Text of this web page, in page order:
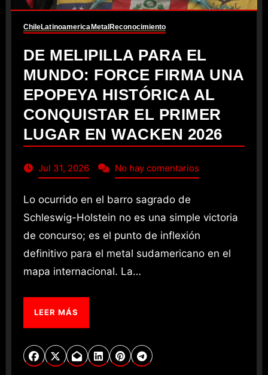
ChileLatinoamericaMetalReconocimiento
DE MELIPILLA PARA EL
MUNDO: FORCE FIRMA UNA
EPOPEYA HISTÓRICA AL
CONQUISTAR EL PRIMER
LUGAR EN WACKEN 2026
Jul 31, 2026 No hay comentarios
Lo ocurrido en el barro sagrado de
Schleswig-Holstein no es una simple victoria
de concurso; es el punto de inflexión
definitivo para el metal sudamericano en el
mapa internacional. La…
LEER MÁS